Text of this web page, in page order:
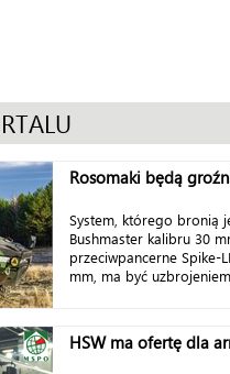
Rosomaki będą
System, którego bronią
Bushmaster kalibru 30
przeciwpancerne Spike-
mm, ma być
HSW ma ofertę dla